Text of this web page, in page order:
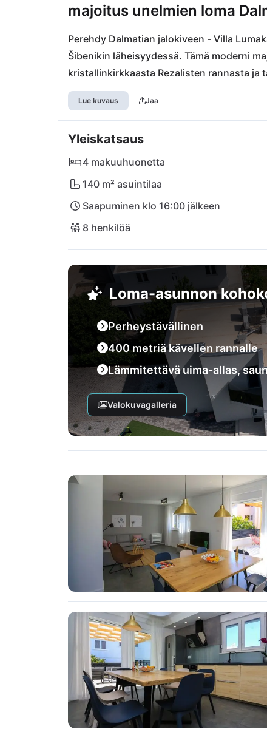
majoitus unelmien loma
Perehdy Dalmatian jalokiveen - Villa
Šibenikin läheisyydessä. Tämä moderni
kristallinkirkkaasta Rezalisten rannasta ja
Anna auringon helliä sinua omalla
kauneuspaikkoihin, kuten Krka:n
Iltaisin voit nauttia läheisen ravintola
vilkkaille kaduille Primoštenissa ja
mukavuuden, sijainnin ja dalmatialaisen
Lue kuvaus Jaa
Yleiskatsaus
4 makuuhuonetta
140 m² asuintilaa
Saapuminen klo 16:00 jälkeen
8 henkilöä
Loma-asunnon
Perheystävällinen
400 metriä kävellen rannalle
Lämmitettävä uima-allas,
Valokuvagalleria